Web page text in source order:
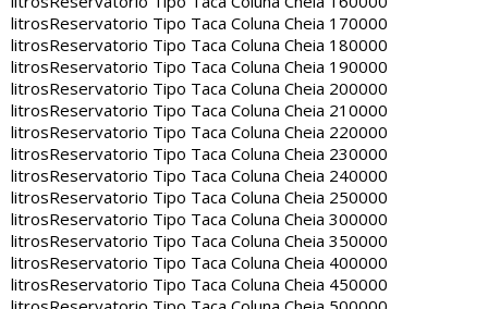
litrosReservatorio Tipo Taca Coluna Cheia 170000
litrosReservatorio Tipo Taca Coluna Cheia 180000
litrosReservatorio Tipo Taca Coluna Cheia 190000
litrosReservatorio Tipo Taca Coluna Cheia 200000
litrosReservatorio Tipo Taca Coluna Cheia 210000
litrosReservatorio Tipo Taca Coluna Cheia 220000
litrosReservatorio Tipo Taca Coluna Cheia 230000
litrosReservatorio Tipo Taca Coluna Cheia 240000
litrosReservatorio Tipo Taca Coluna Cheia 250000
litrosReservatorio Tipo Taca Coluna Cheia 300000
litrosReservatorio Tipo Taca Coluna Cheia 350000
litrosReservatorio Tipo Taca Coluna Cheia 400000
litrosReservatorio Tipo Taca Coluna Cheia 450000